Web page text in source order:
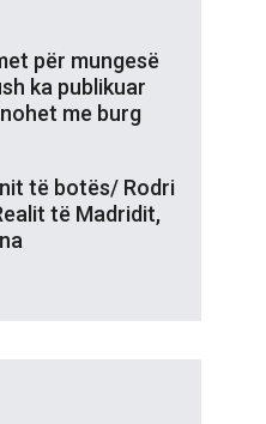
për mungesë
ka publikuar
me burg
të botës/ Rodri
të Madridit,